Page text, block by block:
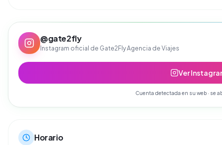
@gate2fly
Instagram oficial de Gate2Fly Agencia de Viajes
Ver
Cuenta detectada en su web · se
Horario